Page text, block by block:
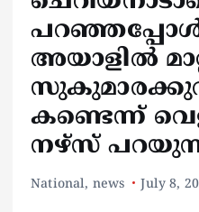
പറഞ്ഞപ്പോള്‍
അയാളില്‍
കണ്ടെന്ന്
നഴ്‌സ്
National, news July 8,